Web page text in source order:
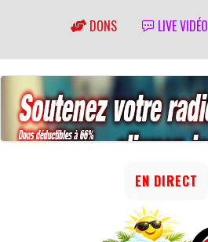
DONS LIVE VIDÉO
EN DIRECT